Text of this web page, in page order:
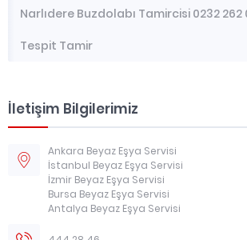
Narlıdere Buzdolabı Tamircisi 0232 262
Tespit Tamir
İletişim Bilgilerimiz
Ankara Beyaz Eşya Servisi
İstanbul Beyaz Eşya Servisi
İzmir Beyaz Eşya Servisi
Bursa Beyaz Eşya Servisi
Antalya Beyaz Eşya Servisi